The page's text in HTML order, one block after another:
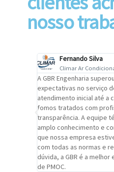
nosso
Fernando Silva
Climar Ar
A GBR Engenharia
expectativas no serviço
atendimento inicial até a
fomos tratados com
transparência. A equipe
amplo conhecimento e
que nossa empresa
com todas as normas e
dúvida, a GBR é a
de PMOC.